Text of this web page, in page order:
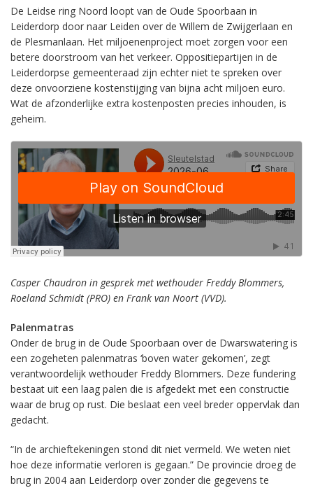
De Leidse ring Noord loopt van de Oude Spoorbaan in
Leiderdorp door naar Leiden over de Willem de Zwijgerlaan en
de Plesmanlaan. Het miljoenenproject moet zorgen voor een
betere doorstroom van het verkeer. Oppositiepartijen in de
Leiderdorpse gemeenteraad zijn echter niet te spreken over
deze onvoorziene kostenstijging van bijna acht miljoen euro.
Wat de afzonderlijke extra kostenposten precies inhouden, is
geheim.
Casper Chaudron in gesprek met wethouder Freddy Blommers,
Roeland Schmidt (PRO) en Frank van Noort (VVD).
Palenmatras
Onder de brug in de Oude Spoorbaan over de Dwarswatering is
een zogeheten palenmatras ‘boven water gekomen’, zegt
verantwoordelijk wethouder Freddy Blommers. Deze fundering
bestaat uit een laag palen die is afgedekt met een constructie
waar de brug op rust. Die beslaat een veel breder oppervlak dan
gedacht.
“In de archieftekeningen stond dit niet vermeld. We weten niet
hoe deze informatie verloren is gegaan.” De provincie droeg de
brug in 2004 aan Leiderdorp over zonder die gegevens te